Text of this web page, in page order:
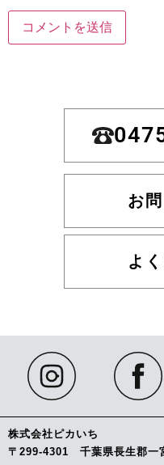
お
よ
株式会社ピカいち
〒299-4301 千葉県長生郡一